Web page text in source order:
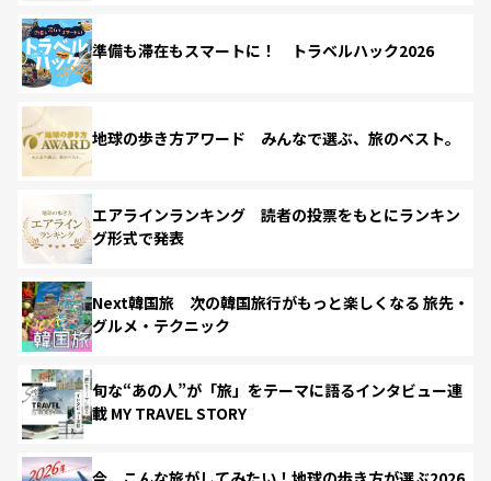
準備も滞在もスマートに！ トラベルハック2026
地球の歩き方アワード みんなで選ぶ、旅のベスト。
エアラインランキング 読者の投票をもとにランキン
グ形式で発表
Next韓国旅 次の韓国旅行がもっと楽しくなる 旅先・
グルメ・テクニック
旬な“あの人”が「旅」をテーマに語るインタビュー連
載 MY TRAVEL STORY